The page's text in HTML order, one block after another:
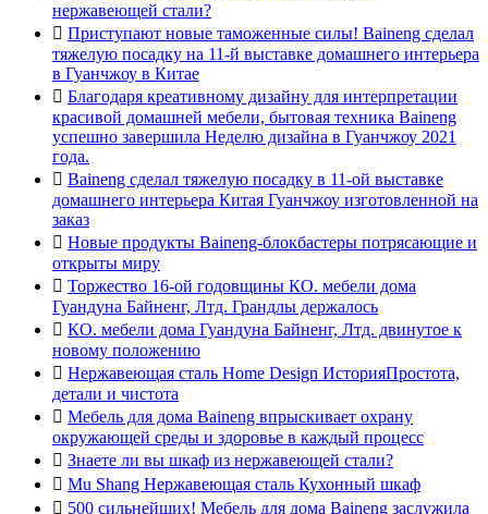
нержавеющей стали?
 Приступают новые таможенные силы! Baineng сделал
тяжелую посадку на 11-й выставке домашнего интерьера
в Гуанчжоу в Китае
 Благодаря креативному дизайну для интерпретации
красивой домашней мебели, бытовая техника Baineng
успешно завершила Неделю дизайна в Гуанчжоу 2021
года.
 Baineng сделал тяжелую посадку в 11-ой выставке
домашнего интерьера Китая Гуанчжоу изготовленной на
заказ
 Новые продукты Baineng-блокбастеры потрясающие и
открыты миру
 Торжество 16-ой годовщины КО. мебели дома
Гуандуна Байненг, Лтд. Грандлы держалось
 КО. мебели дома Гуандуна Байненг, Лтд. двинутое к
новому положению
 Нержавеющая сталь Home Design ИсторияПростота,
детали и чистота
 Мебель для дома Baineng впрыскивает охрану
окружающей среды и здоровье в каждый процесс
 Знаете ли вы шкаф из нержавеющей стали?
 Mu Shang Нержавеющая сталь Кухонный шкаф
 500 сильнейших! Мебель для дома Baineng заслужила